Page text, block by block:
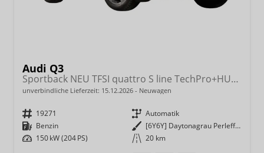
Audi Q3
Sportback NEU TFSI quattro S line TechPro+HUD+Matrix+AHK+Alu19+KlimaPlus+ExtSchwarz+DCC
unverbindliche Lieferzeit: 15.12.2026 Neuwagen
Fahrzeugnr. 19271 Getriebe Automatik
Kraftstoff Benzin Außenfarbe
[6Y6Y] Daytonagrau Perleffekt
Leistung 150 kW (204 PS) Kilometerstand 20 km